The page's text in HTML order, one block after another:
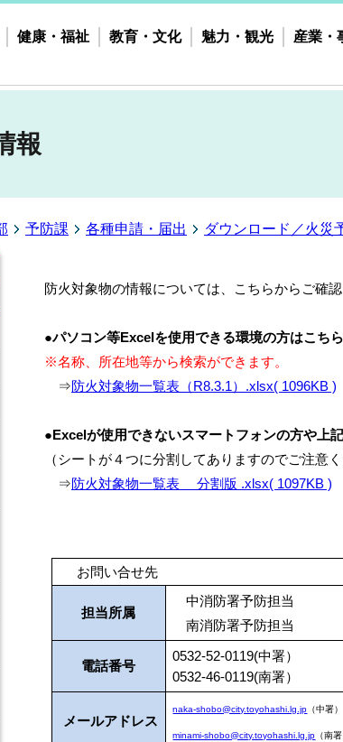
健康・福祉 教育・文化 魅力・観光 産業・
報
予防課 各種申請・届出 ダウンロード／火災
防火対象物の情報については、こちらからご確認
●パソコン等Excelを使用できる環境の方はこち
※名称、所在地等から検索ができます。
⇒防火対象物一覧表（R8.3.1）.xlsx( 1096KB )
●Excelが使用できないスマートフォンの方や上
（シートが４つに分割してありますのでご注意く
⇒防火対象物一覧表 分割版 .xlsx( 1097KB )
お問い合せ先
担当所属
中消防署予防担当
南消防署予防担当
電話番号
0532-52-0119(中署）
0532-46-0119(南署）
メールアドレス
naka-shobo@city.toyohashi.lg.jp （中署）
minami-shobo@city.toyohashi.lg.jp （南署